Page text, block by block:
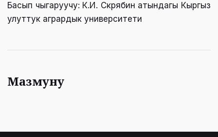
Басып чыгаруучу: К.И. Скрябин атындагы Кыргыз
улуттук агрардык университети
Мазмуну